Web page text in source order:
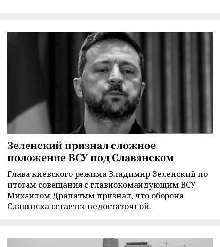
Зеленский признал сложное
положение ВСУ под Славянском
Глава киевского режима Владимир Зеленский по
итогам совещания с главнокомандующим ВСУ
Михаилом Драпатым признал, что оборона
Славянска остается недостаточной.